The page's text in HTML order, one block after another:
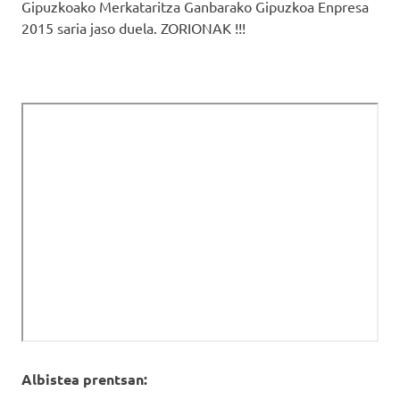
Gipuzkoako Merkataritza Ganbarako Gipuzkoa Enpresa
2015 saria jaso duela. ZORIONAK !!!
Albistea prentsan: